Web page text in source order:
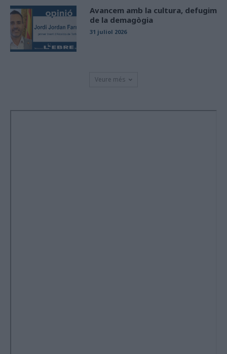
Avancem amb la cultura, defugim
de la demagògia
31 juliol 2026
Veure més